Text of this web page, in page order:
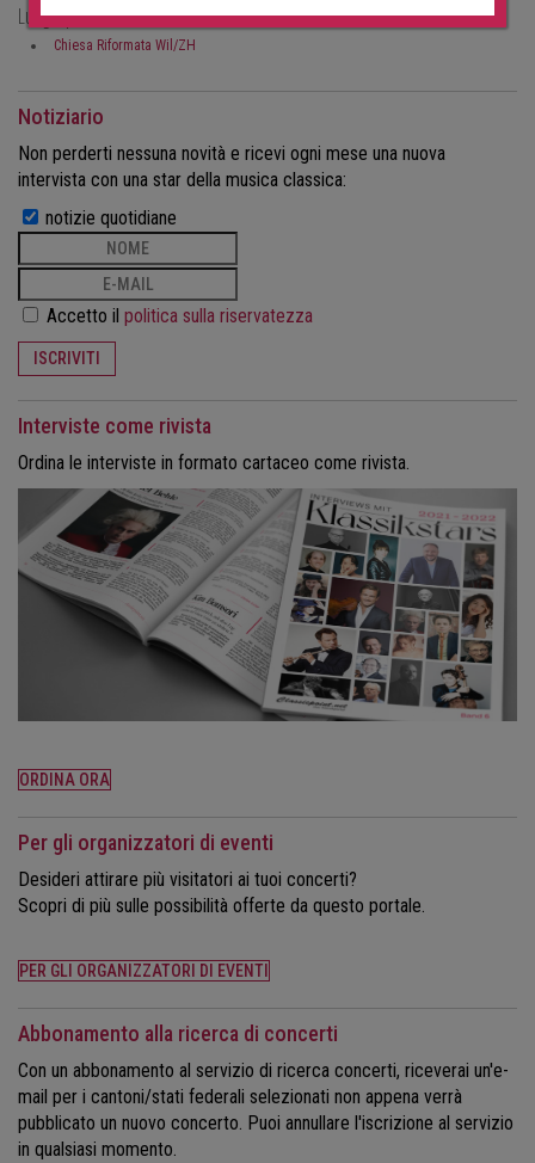
Luoghi per concerti classici a Wil/zh
Chiesa Riformata Wil/ZH
Notiziario
Non perderti nessuna novità e ricevi ogni mese una nuova
intervista con una star della musica classica:
notizie quotidiane
Accetto il politica sulla riservatezza
ISCRIVITI
Interviste come rivista
Ordina le interviste in formato cartaceo come rivista.
ORDINA ORA
Per gli organizzatori di eventi
Desideri attirare più visitatori ai tuoi concerti?
Scopri di più sulle possibilità offerte da questo portale.
PER GLI ORGANIZZATORI DI EVENTI
Abbonamento alla ricerca di concerti
Con un abbonamento al servizio di ricerca concerti, riceverai un'e-
mail per i cantoni/stati federali selezionati non appena verrà
pubblicato un nuovo concerto. Puoi annullare l'iscrizione al servizio
in qualsiasi momento.